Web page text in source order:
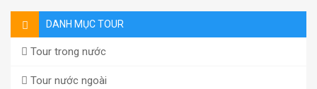
DANH MỤC TOUR
Tour trong nước
Tour nước ngoài